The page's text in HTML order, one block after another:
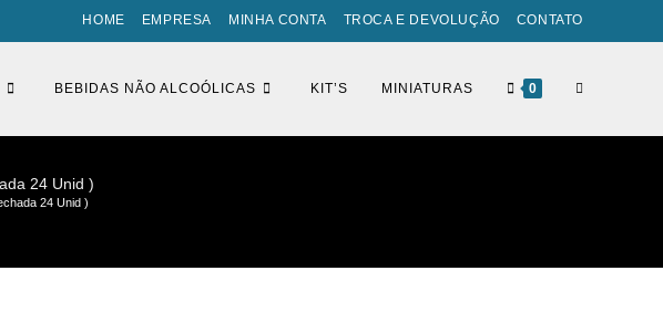
HOME EMPRESA MINHA CONTA TROCA E DEVOLUÇÃO CONTATO
BEBIDAS NÃO ALCOÓLICAS KIT’S MINIATURAS 0 ALTERNAR
24 Unid )
24 Unid )